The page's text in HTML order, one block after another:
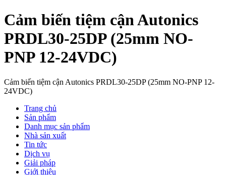
Cảm biến tiệm cận Autonics
PRDL30-25DP (25mm NO-
PNP 12-24VDC)
Cảm biến tiệm cận Autonics PRDL30-25DP (25mm NO-PNP 12-
24VDC)
Trang chủ
Sản phẩm
Danh mục sản phẩm
Nhà sản xuất
Tin tức
Dịch vụ
Giải pháp
Giới thiệu